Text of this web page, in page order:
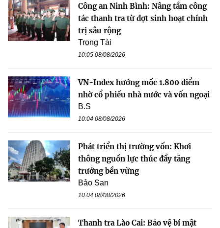
Công an Ninh Bình: Nâng tầm công
tác thanh tra từ đợt sinh hoạt chính
trị sâu rộng
Trọng Tài
10:05 08/08/2026
VN-Index hướng mốc 1.800 điểm
nhờ cổ phiếu nhà nước và vốn ngoại
B.S
10:04 08/08/2026
Phát triển thị trường vốn: Khơi
thông nguồn lực thúc đẩy tăng
trưởng bền vững
Bảo San
10:04 08/08/2026
Thanh tra Lào Cai: Bảo vệ bí mật